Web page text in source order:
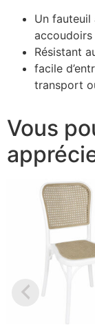
Un fauteuil
Résistant
facile
transport
Vous